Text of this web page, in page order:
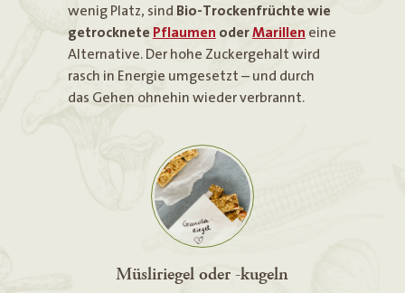
wenig Platz, sind Bio-Trockenfrüchte wie
getrocknete Pflaumen oderMarillen eine
Alternative. Der hohe Zuckergehalt wird
rasch in Energie umgesetzt – und durch
das Gehen ohnehin wieder verbrannt.
Müsliriegel oder -kugeln